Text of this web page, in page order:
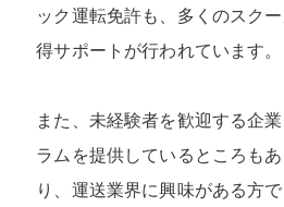
ック運転免許も、多くのスク
得サポートが行われています。
また、未経験者を歓迎する企
ラムを提供しているところも
り、運送業界に興味がある方